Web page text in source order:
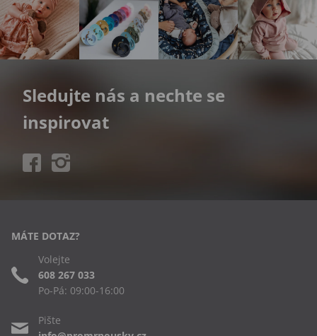
Sledujte nás a nechte se
inspirovat
MÁTE DOTAZ?
Volejte
608 267 033
Po-Pá: 09:00-16:00
Pište